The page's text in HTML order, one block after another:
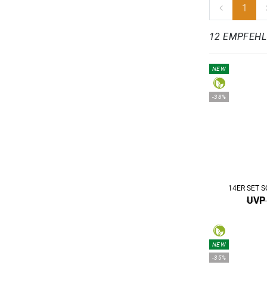
1
12
NEW
-38%
14ER SET
NEW
-35%